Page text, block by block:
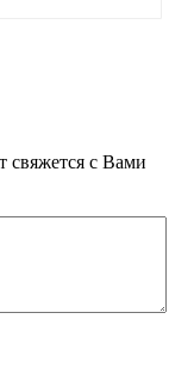
свяжется с Вами